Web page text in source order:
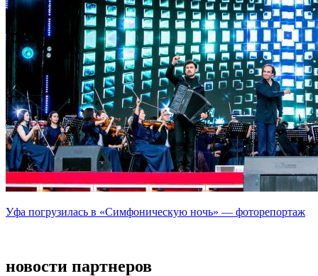
Уфа погрузилась в «Симфоническую ночь» — фоторепортаж
новости партнеров